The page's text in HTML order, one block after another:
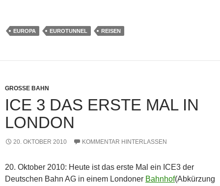
EUROPA EUROTUNNEL REISEN
GROSSE BAHN
ICE 3 DAS ERSTE MAL IN
LONDON
20. OKTOBER 2010 KOMMENTAR HINTERLASSEN
20. Oktober 2010: Heute ist das erste Mal ein ICE3 der
Deutschen Bahn AG in einem Londoner Bahnhof(Abkürzung